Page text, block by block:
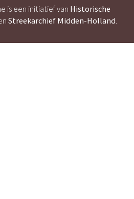
is een initiatief van Historische
Streekarchief Midden-Holland